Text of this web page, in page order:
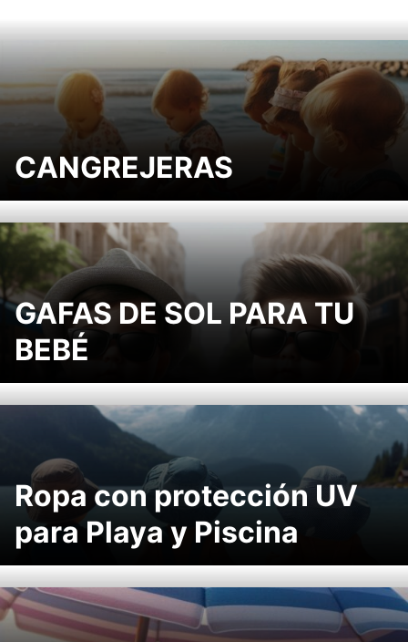
CANGREJERAS
GAFAS DE SOL PARA TU
BEBÉ
Ropa con protección UV
para Playa y Piscina